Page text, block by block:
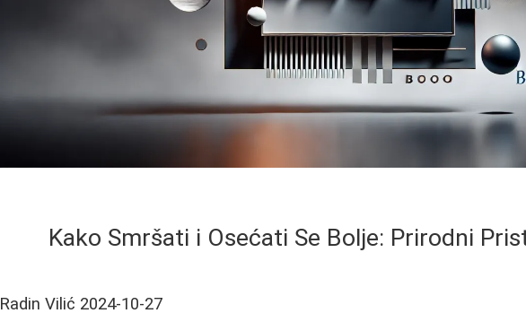
Kako Smršati i Osećati Se Bolje: Prirodni
Radin Vilić 2024-10-27